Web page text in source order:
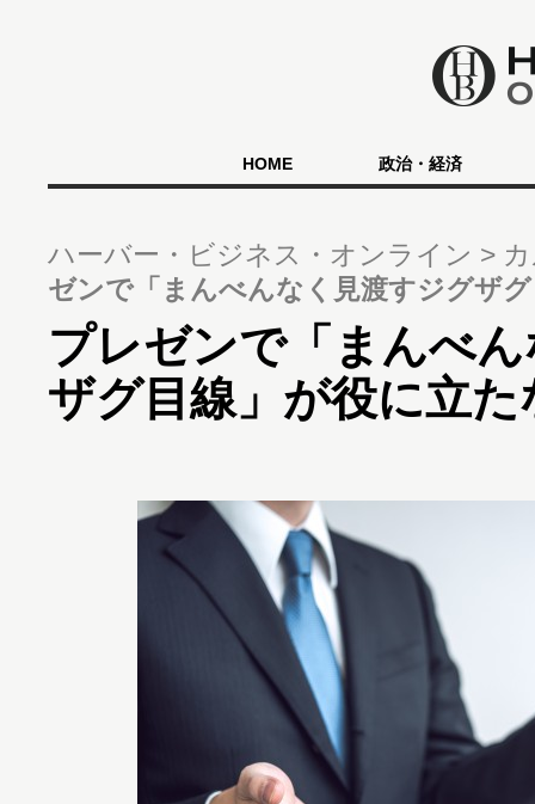
HOME 政治・経済
ハーバー・ビジネス・オンライン
ゼンで「まんべんなく見渡すジグザ
プレゼンで「まんべ
ザグ目線」が役に立た